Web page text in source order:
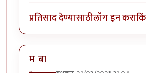
प्रतिसाद देण्यासाठीलॉग इन करा
म बा